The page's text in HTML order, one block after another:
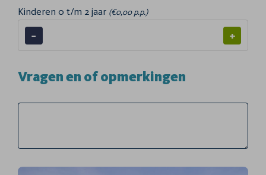
Kinderen 0 t/m 2 jaar (€0,00 p.p.)
− +
Vragen en of opmerkingen